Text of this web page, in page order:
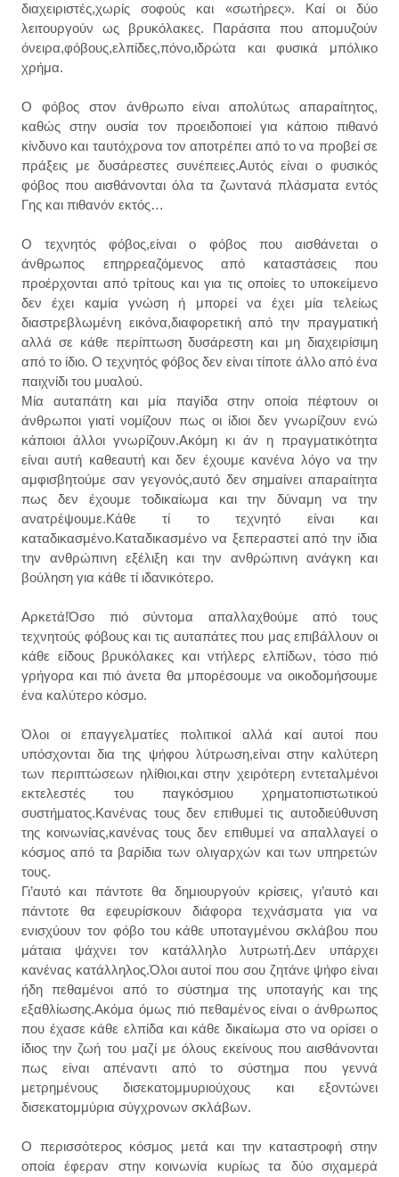
διαχειριστές,χωρίς σοφούς και «σωτήρες». Καί οι δύο
λειτουργούν ως βρυκόλακες. Παράσιτα που απομυζούν
όνειρα,φόβους,ελπίδες,πόνο,ιδρώτα και φυσικά μπόλικο
χρήμα.
Ο φόβος στον άνθρωπο είναι απολύτως απαραίτητος,
καθώς στην ουσία τον προειδοποιεί για κάποιο πιθανό
κίνδυνο και ταυτόχρονα τον αποτρέπει από το να προβεί σε
πράξεις με δυσάρεστες συνέπειες.Αυτός είναι ο φυσικός
φόβος που αισθάνονται όλα τα ζωντανά πλάσματα εντός
Γης και πιθανόν εκτός…
Ο τεχνητός φόβος,είναι ο φόβος που αισθάνεται ο
άνθρωπος επηρρεαζόμενος από καταστάσεις που
προέρχονται από τρίτους και για τις οποίες το υποκείμενο
δεν έχει καμία γνώση ή μπορεί να έχει μία τελείως
διαστρεβλωμένη εικόνα,διαφορετική από την πραγματική
αλλά σε κάθε περίπτωση δυσάρεστη και μη διαχειρίσιμη
από το ίδιο. Ο τεχνητός φόβος δεν είναι τίποτε άλλο από ένα
παιχνίδι του μυαλού.
Μία αυταπάτη και μία παγίδα στην οποία πέφτουν οι
άνθρωποι γιατί νομίζουν πως οι ίδιοι δεν γνωρίζουν ενώ
κάποιοι άλλοι γνωρίζουν.Ακόμη κι άν η πραγματικότητα
είναι αυτή καθεαυτή και δεν έχουμε κανένα λόγο να την
αμφισβητούμε σαν γεγονός,αυτό δεν σημαίνει απαραίτητα
πως δεν έχουμε τοδικαίωμα και την δύναμη να την
ανατρέψουμε.Κάθε τί το τεχνητό είναι και
καταδικασμένο.Καταδικασμένο να ξεπεραστεί από την ίδια
την ανθρώπινη εξέλιξη και την ανθρώπινη ανάγκη και
βούληση για κάθε τί ιδανικότερο.
Αρκετά!Όσο πιό σύντομα απαλλαχθούμε από τους
τεχνητούς φόβους και τις αυταπάτες που μας επιβάλλουν οι
κάθε είδους βρυκόλακες και ντήλερς ελπίδων, τόσο πιό
γρήγορα και πιό άνετα θα μπορέσουμε να οικοδομήσουμε
ένα καλύτερο κόσμο.
Όλοι οι επαγγελματίες πολιτικοί αλλά καί αυτοί που
υπόσχονται δια της ψήφου λύτρωση,είναι στην καλύτερη
των περιπτώσεων ηλίθιοι,και στην χειρότερη εντεταλμένοι
εκτελεστές του παγκόσμιου χρηματοπιστωτικού
συστήματος.Κανένας τους δεν επιθυμεί τις αυτοδιεύθυνση
της κοινωνίας,κανένας τους δεν επιθυμεί να απαλλαγεί ο
κόσμος από τα βαρίδια των ολιγαρχών και των υπηρετών
τους.
Γι’αυτό και πάντοτε θα δημιουργούν κρίσεις, γι’αυτό και
πάντοτε θα εφευρίσκουν διάφορα τεχνάσματα για να
ενισχύουν τον φόβο του κάθε υποταγμένου σκλάβου που
μάταια ψάχνει τον κατάλληλο λυτρωτή.Δεν υπάρχει
κανένας κατάλληλος.Όλοι αυτοί που σου ζητάνε ψήφο είναι
ήδη πεθαμένοι από το σύστημα της υποταγής και της
εξαθλίωσης.Ακόμα όμως πιό πεθαμένος είναι ο άνθρωπος
που έχασε κάθε ελπίδα και κάθε δικαίωμα στο να ορίσει ο
ίδιος την ζωή του μαζί με όλους εκείνους που αισθάνονται
πως είναι απέναντι από το σύστημα που γεννά
μετρημένους δισεκατομμυριούχους και εξοντώνει
δισεκατομμύρια σύγχρονων σκλάβων.
Ο περισσότερος κόσμος μετά και την καταστροφή στην
οποία έφεραν στην κοινωνία κυρίως τα δύο σιχαμερά